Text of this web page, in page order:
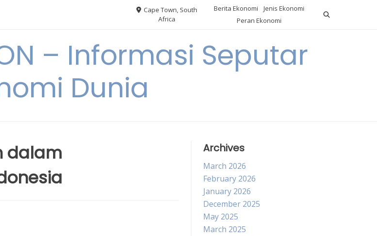
Cape Town, South
Africa
Berita Ekonomi
Jenis Ekonomi
Peran Ekonomi
– Informasi Seputar
Dunia
dalam
Archives
March 2026
February 2026
January 2026
December 2025
May 2025
March 2025